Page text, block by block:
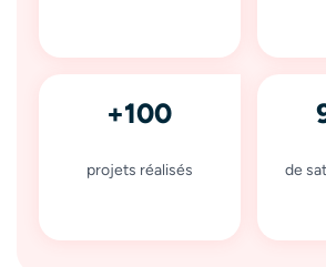
+100
projets réalisés de